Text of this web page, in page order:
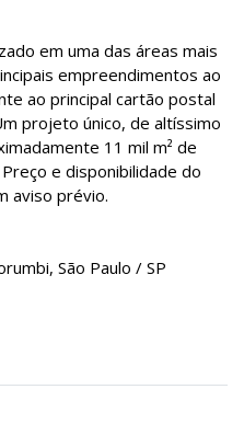
em uma das áreas mais
empreendimentos ao
ao principal cartão postal
projeto único, de altíssimo
11 mil m² de
e disponibilidade do
aviso prévio.
São Paulo / SP